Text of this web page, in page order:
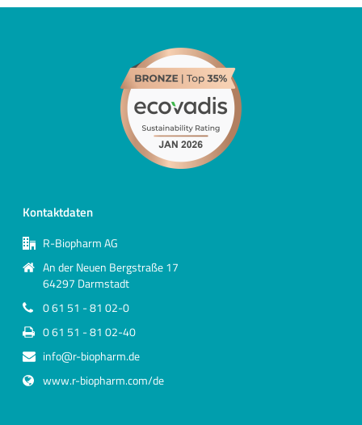
Kontaktdaten
R-Biopharm AG
An der Neuen Bergstraße 17
64297 Darmstadt
0 61 51 - 81 02-0
0 61 51 - 81 02-40
info@r-biopharm.de
www.r-biopharm.com/de